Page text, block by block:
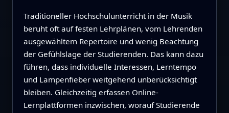
Traditioneller Hochschulunterricht in der Musik
beruht oft auf festen Lehrplänen, vom Lehrenden
ausgewähltem Repertoire und wenig Beachtung
der Gefühlslage der Studierenden. Das kann dazu
führen, dass individuelle Interessen, Lerntempo
und Lampenfieber weitgehend unberücksichtigt
bleiben. Gleichzeitig erfassen Online-
Lernplattformen inzwischen, worauf Studierende